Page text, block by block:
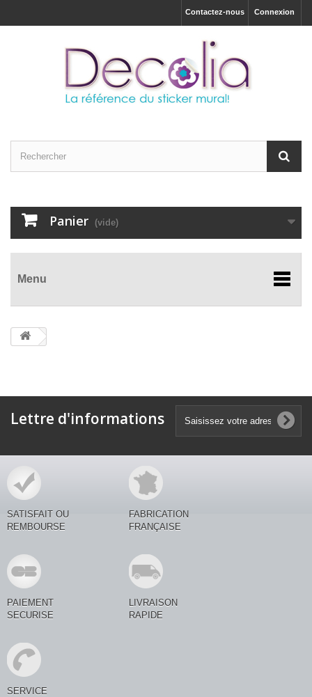
Connexion
Contactez-nous
Panier (vide)
Menu
Lettre d'informations
SATISFAIT OU
REMBOURSE
FABRICATION
FRANÇAISE
PAIEMENT
SECURISE
LIVRAISON
RAPIDE
SERVICE